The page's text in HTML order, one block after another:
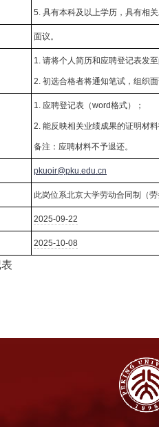
5. 具有本科及以上学历，具有相
面议。
1. 请将个人简历和应聘登记表发至
2. 初选合格者将通知笔试，组织面
1. 应聘登记表（word格式）；
2. 能反映相关业绩成果的证明材料
备注：应聘材料不予退还。
pkuoir@pku.edu.cn
此岗位系北京大学劳动合同制（
2025-09-22
2025-10-08